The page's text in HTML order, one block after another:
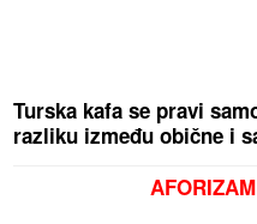
Turska kafa se pravi
razliku između obične i